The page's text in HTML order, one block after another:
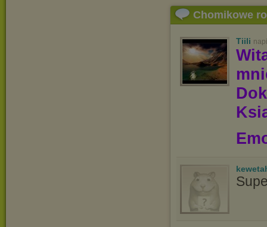
Chomikowe
Tiili